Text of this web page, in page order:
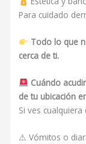
Para cuidado
Todo lo que
cerca de ti.
Cuándo
de tu ubicación
Si ves
⚠ Vómitos o